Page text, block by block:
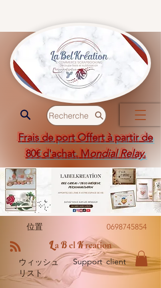
Recherche
Frais de port Offert à partir de
80€ d'achat. Mondial Relay.
位置 0698745854
LaBel Kreation
ウィッシュ
リスト
Support client